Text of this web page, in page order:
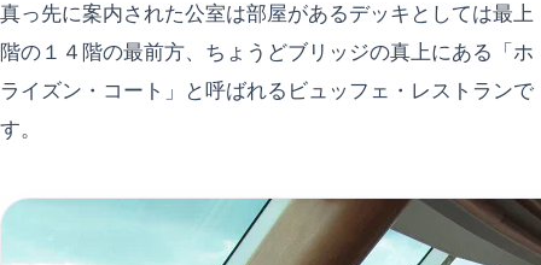
真っ先に案内された公室は部屋があるデッキとしては最上
階の１４階の最前方、ちょうどブリッジの真上にある「ホ
ライズン・コート」と呼ばれるビュッフェ・レストランで
す。